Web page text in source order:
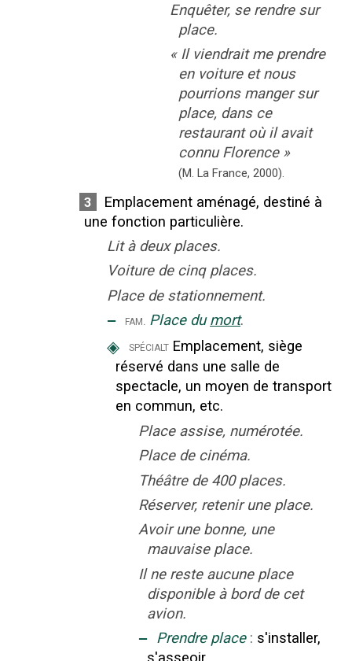
Enquêter, se rendre sur
place.
« Il viendrait me prendre
en voiture et nous
pourrions manger sur
place, dans ce
restaurant où il avait
connu Florence »
(M. La France, 2000).
3
Emplacement aménagé, destiné à
une fonction particulière.
Lit à deux places.
Voiture de cinq places.
Place de stationnement.
‒ fam. Place du mort.
◈ spécialt Emplacement, siège
réservé dans une salle de
spectacle, un moyen de transport
en commun, etc.
Place assise, numérotée.
Place de cinéma.
Théâtre de 400 places.
Réserver, retenir une place.
Avoir une bonne, une
mauvaise place.
Il ne reste aucune place
disponible à bord de cet
avion.
‒ Prendre place : s'installer,